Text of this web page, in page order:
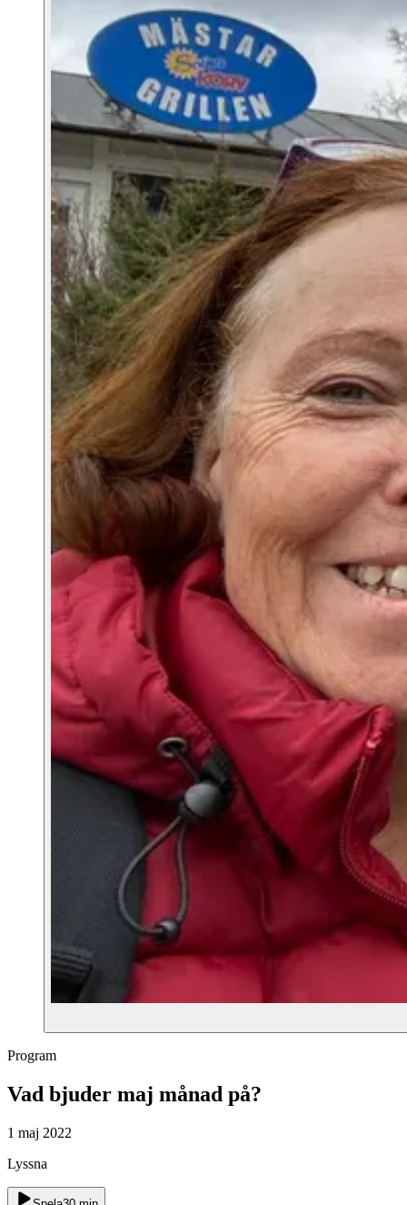
Program
Vad bjuder maj månad på?
1 maj 2022
Lyssna